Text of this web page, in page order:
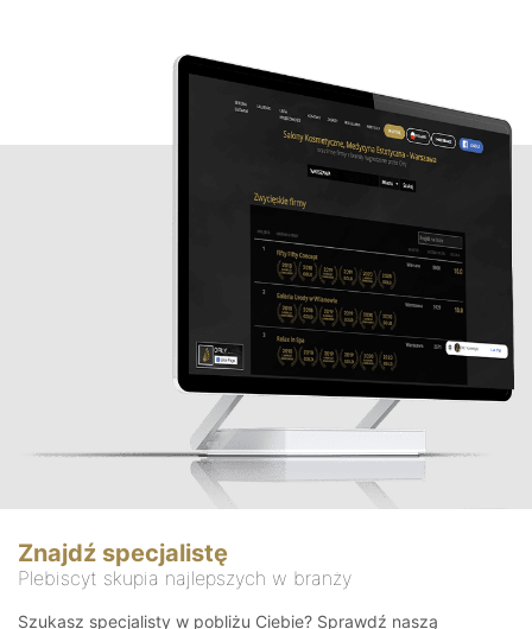
Znajdź specjalistę
Plebiscyt skupia najlepszych w branży
Szukasz specjalisty w pobliżu Ciebie? Sprawdź naszą